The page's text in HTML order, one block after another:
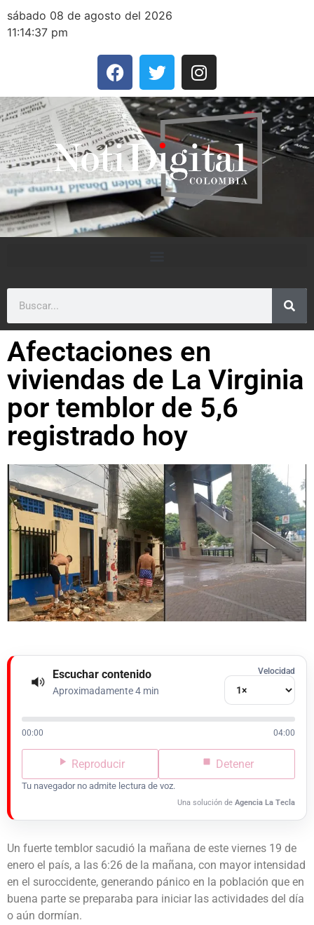
sábado 08 de agosto del 2026
11:14:37 pm
Afectaciones en
viviendas de La Virginia
por temblor de 5,6
registrado hoy
Escuchar contenido
Aproximadamente 4 min
Velocidad
00:00 04:00
Reproducir Detener
Tu navegador no admite lectura de voz.
Una solución de Agencia La Tecla
Un fuerte temblor sacudió la mañana de este viernes 19 de
enero el país, a las 6:26 de la mañana, con mayor intensidad
en el suroccidente, generando pánico en la población que en
buena parte se preparaba para iniciar las actividades del día
o aún dormían.